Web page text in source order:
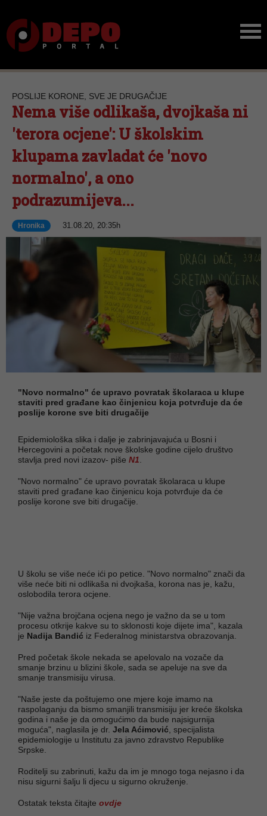
POSLIJE KORONE, SVE JE DRUGAČIJE
Nema više odlikaša, dvojkaša ni
'terora ocjene': U školskim
klupama zavladat će 'novo
normalno', a ono
podrazumijeva...
Hronika 31.08.20, 20:35h
"Novo normalno" će upravo povratak školaraca u klupe
staviti pred građane kao činjenicu koja potvrđuje da će
poslije korone sve biti drugačije
Epidemiološka slika i dalje je zabrinjavajuća u Bosni i
Hercegovini a početak nove školske godine cijelo društvo
stavlja pred novi izazov- piše N1
"Novo normalno" će upravo povratak školaraca u klupe
staviti pred građane kao činjenicu koja potvrđuje da će
poslije korone sve biti drugačije.
U školu se više neće ići po petice. "Novo normalno" znači da
više neće biti ni odlikaša ni dvojkaša, korona nas je, kažu,
oslobodila terora ocjene.
"Nije važna brojčana ocjena nego je važno da se u tom
procesu otkrije kakve su to sklonosti koje dijete ima", kazala
je Nadija Bandić iz Federalnog ministarstva obrazovanja.
Pred početak škole nekada se apelovalo na vozače da
smanje brzinu u blizini škole, sada se apeluje na sve da
smanje transmisiju virusa.
"Naše jeste da poštujemo one mjere koje imamo na
raspolaganju da bismo smanjili transmisiju jer kreće školska
godina i naše je da omogućimo da bude najsigurnija
moguća", naglasila je dr. Jela Aćimović , specijalista
epidemiologije u Institutu za javno zdravstvo Republike
Srpske.
Roditelji su zabrinuti, kažu da im je mnogo toga nejasno i da
nisu sigurni šalju li djecu u sigurno okruženje.
Ostatak teksta čitajte ovdje